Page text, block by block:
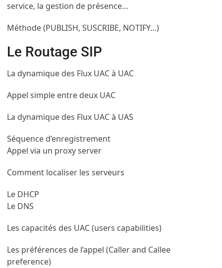
service, la gestion de présence…
Méthode (PUBLISH, SUSCRIBE, NOTIFY…)
Le Routage SIP
La dynamique des Flux UAC à UAC
Appel simple entre deux UAC
La dynamique des Flux UAC à UAS
Séquence d’enregistrement
Appel via un proxy server
Comment localiser les serveurs
Le DHCP
Le DNS
Les capacités des UAC (users capabilities)
Les préférences de l’appel (Caller and Callee
preference)